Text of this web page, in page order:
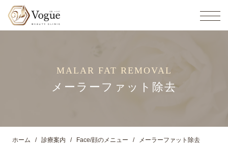
MALAR FAT REMOVAL
メーラーファット除去
ホーム 診療案内 Face/顔のメニュー メーラーファット除去